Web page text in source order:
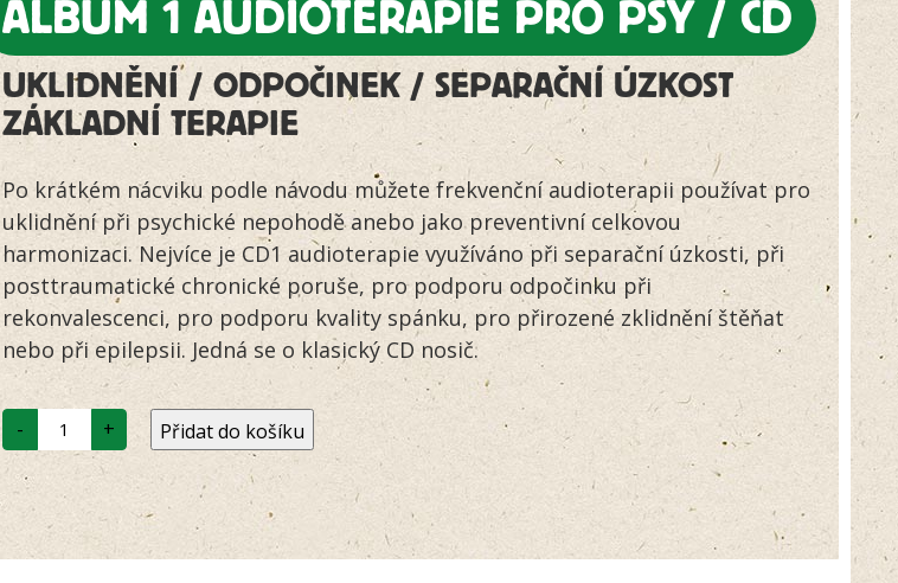
ALBUM 1 AUDIOTERAPIE PRO PSY / CD
UKLIDNĚNÍ / ODPOČINEK / SEPARAČNÍ ÚZKOST
ZÁKLADNÍ TERAPIE
zákazníků
Po krátkém nácviku podle návodu můžete frekvenční audioterapii používat pro
uklidnění při psychické nepohodě anebo jako preventivní celkovou
harmonizaci. Nejvíce je CD1 audioterapie využíváno při separační úzkosti, při
posttraumatické chronické poruše, pro podporu odpočinku při
rekonvalescenci, pro podporu kvality spánku, pro přirozené zklidnění štěňat
nebo při epilepsii. Jedná se o klasický CD nosič.
- Album
Audioterapie
psy
CD
množství
+ Přidat do košíku